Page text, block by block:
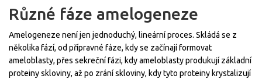
Různé fáze amelogeneze
Amelogeneze není jen jednoduchý, lineární proces. Skládá se z
několika fází, od přípravné fáze, kdy se začínají formovat
ameloblasty, přes sekreční fázi, kdy ameloblasty produkují základní
proteiny skloviny, až po zrání skloviny, kdy tyto proteiny krystalizují